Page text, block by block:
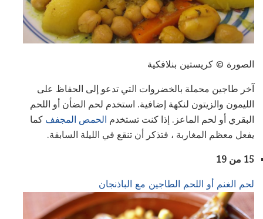
الصورة © كريستين بنلافكية
آخر طاجين محملة بالخضروات التي تدعو إلى الحفاظ على
الليمون والزيتون لنكهة إضافية. استخدم لحم الضأن أو اللحم
البقري أو لحم الماعز. إذا كنت تستخدم الحمص المجفف كما
يفعل معظم المغاربة ، فتذكر أن تنقع في الليلة السابقة.
15 من 19
لحم الغنم أو اللحم الطاجين مع الباذنجان